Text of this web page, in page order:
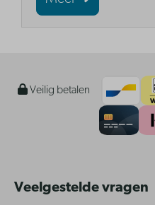
Veilig betalen
Veelgestelde vragen